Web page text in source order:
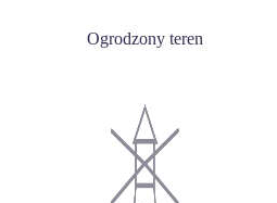
Ogrodzony teren